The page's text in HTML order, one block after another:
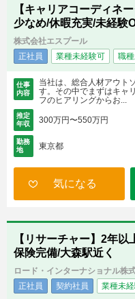
【キャリアコーディネ
少なめ/休暇充実/未経験
株式会社エスプール
正社員
業種未経験可 職
仕事
内容
当社は、総合人材アウト
す。その中でまずはキャ
フのヒアリングからお...
推定
年収
300万円〜550万円
勤務
地
東京都
気になる
【リサーチャー】2年
保険完備/大森駅近く
ロード・インターナショナル株
正社員
契約社員 業種未